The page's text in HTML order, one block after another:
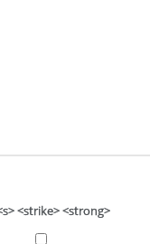
<strike> <strong>